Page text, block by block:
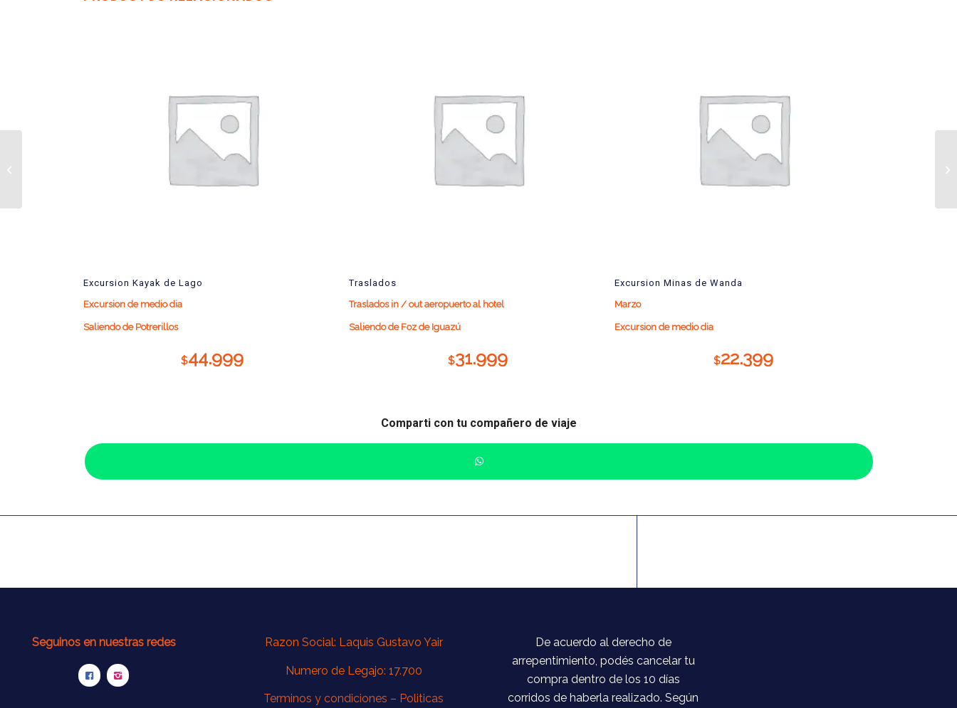
Excursion Kayak de Lago
Excursion de medio dia
Saliendo de Potrerillos
$44.999
Traslados
Traslados in / out aeropuerto al hotel
Saliendo de Foz de Iguazú
$31.999
Excursion Minas de Wanda
Marzo
Excursion de medio dia
$22.399
Comparti con tu compañero de viaje
Seguinos en nuestras redes Razon Social: Laquis Gustavo Yair
Numero de Legajo: 17.700
Terminos y condiciones – Politicas
De acuerdo al derecho de
arrepentimiento, podés cancelar tu
compra dentro de los 10 días
corridos de haberla realizado. Según